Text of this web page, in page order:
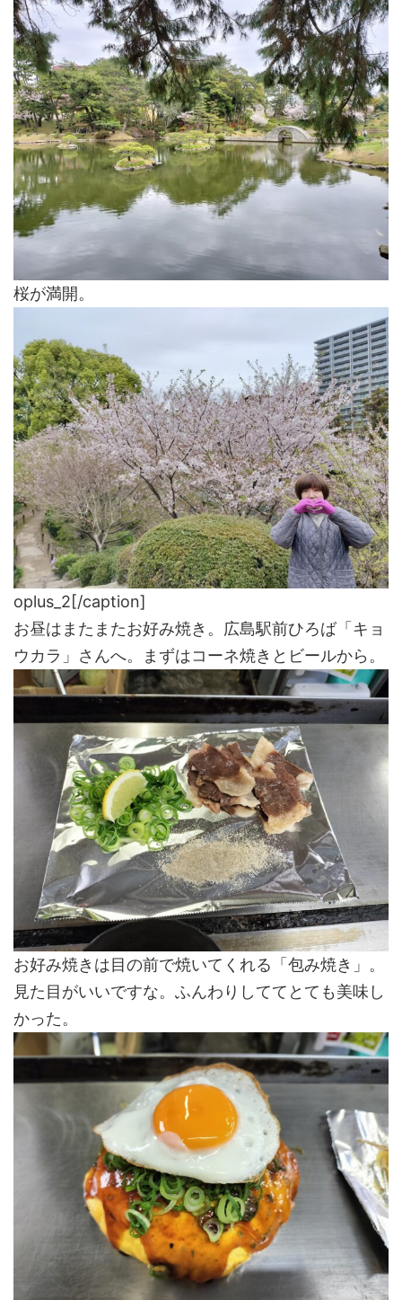
桜が満開。
oplus_2[/caption]
お昼はまたまたお好み焼き。広島駅前ひろば「キョ
ウカラ」さんへ。まずはコーネ焼きとビールから。
お好み焼きは目の前で焼いてくれる「包み焼き」。
見た目がいいですな。ふんわりしててとても美味し
かった。